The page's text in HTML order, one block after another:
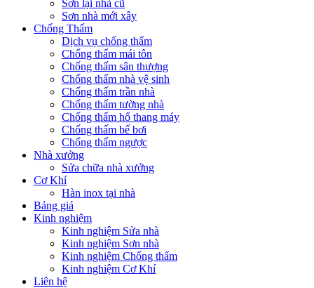
Sơn lại nhà cũ
Sơn nhà mới xây
Chống Thấm
Dịch vụ chống thấm
Chống thấm mái tôn
Chống thấm sân thượng
Chống thấm nhà vệ sinh
Chống thấm trần nhà
Chống thấm tường nhà
Chống thấm hố thang máy
Chống thấm bể bơi
Chống thấm ngược
Nhà xưởng
Sửa chữa nhà xưởng
Cơ Khí
Hàn inox tại nhà
Bảng giá
Kinh nghiệm
Kinh nghiệm Sửa nhà
Kinh nghiệm Sơn nhà
Kinh nghiệm Chống thấm
Kinh nghiệm Cơ Khí
Liên hệ